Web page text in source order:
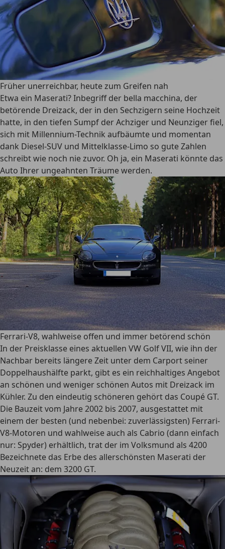
Früher unerreichbar, heute zum Greifen nah
Etwa ein Maserati? Inbegriff der bella macchina, der
betörende Dreizack, der in den Sechzigern seine Hochzeit
hatte, in den tiefen Sumpf der Achziger und Neunziger fiel,
sich mit Millennium-Technik aufbäumte und momentan
dank Diesel-SUV und Mittelklasse-Limo so gute Zahlen
schreibt wie noch nie zuvor. Oh ja, ein Maserati könnte das
Auto Ihrer ungeahnten Träume werden.
Ferrari-V8, wahlweise offen und immer betörend schön
In der Preisklasse eines aktuellen VW Golf VII, wie ihn der
Nachbar bereits längere Zeit unter dem Carport seiner
Doppelhaushälfte parkt, gibt es ein reichhaltiges Angebot
an schönen und weniger schönen Autos mit Dreizack im
Kühler. Zu den eindeutig schöneren gehört das Coupé GT.
Die Bauzeit vom Jahre 2002 bis 2007, ausgestattet mit
einem der besten (und nebenbei: zuverlässigsten) Ferrari-
V8-Motoren und wahlweise auch als Cabrio (dann einfach
nur: Spyder) erhältlich, trat der im Volksmund als 4200
Bezeichnete das Erbe des allerschönsten Maserati der
Neuzeit an: dem 3200 GT.